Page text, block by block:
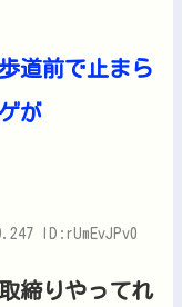
道前で止まら
が
ID:rUmEvJPv0
締りやってれ